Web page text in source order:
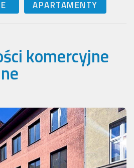
APARTAMENTY
komercyjne